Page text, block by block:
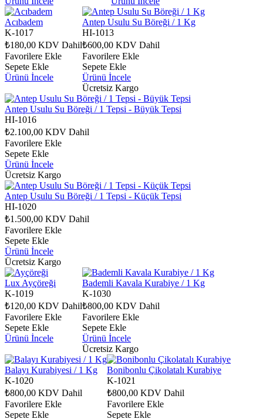
Acıbadem
K-1017
₺180,00 KDV Dahil
Favorilere Ekle
Sepete Ekle
Ürünü İncele
Antep Usulu Su Böreği / 1 Kg
HI-1013
₺600,00 KDV Dahil
Favorilere Ekle
Sepete Ekle
Ürünü İncele
Ücretsiz Kargo
Antep Usulu Su Böreği / 1 Tepsi - Büyük Tepsi
HI-1016
₺2.100,00 KDV Dahil
Favorilere Ekle
Sepete Ekle
Ürünü İncele
Ücretsiz Kargo
Antep Usulu Su Böreği / 1 Tepsi - Küçük Tepsi
HI-1020
₺1.500,00 KDV Dahil
Favorilere Ekle
Sepete Ekle
Ürünü İncele
Ücretsiz Kargo
Lux Ayçöreği
K-1019
₺120,00 KDV Dahil
Favorilere Ekle
Sepete Ekle
Ürünü İncele
Bademli Kavala Kurabiye / 1 Kg
K-1030
₺800,00 KDV Dahil
Favorilere Ekle
Sepete Ekle
Ürünü İncele
Ücretsiz Kargo
Balayı Kurabiyesi / 1 Kg
K-1020
₺800,00 KDV Dahil
Favorilere Ekle
Sepete Ekle
Bonibonlu Çikolatalı Kurabiye
K-1021
₺800,00 KDV Dahil
Favorilere Ekle
Sepete Ekle